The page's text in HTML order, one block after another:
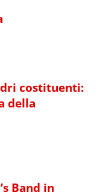
costituenti:
della
Band in